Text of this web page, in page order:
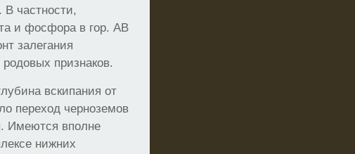
частности,
и фосфора в гор. АВ
залегания
признаков.
вскипания от
переход черноземов
Имеются вполне
нижних